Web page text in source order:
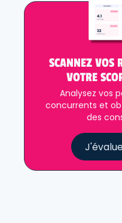
SCANNEZ VOS
VOTRE
Analysez vos
concurrents et
des